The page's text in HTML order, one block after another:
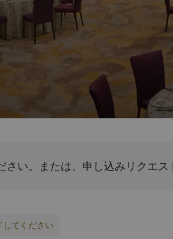
い。または、申し込みリクエス
てください